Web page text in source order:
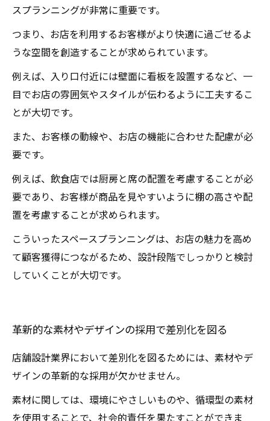
スプランニングが非常に重要です。
つまり、お店を利用するお客様がより快適に過ごせるよ
うな空間を創造することが求められています。
例えば、入り口付近には壁面に看板を設置するなど、一
目でお店の雰囲気やスタイルが伝わるように工夫するこ
とが大切です。
また、お客様の動線や、お店の機能に合わせた配慮が必
要です。
例えば、飲食店では厨房と席の配置を考慮することが必
要であり、お客様が商品を見やすいように棚の高さや配
置を考慮することが求められます。
こういったスペースプランニングは、お店の魅力を高め
て顧客獲得につながるため、設計段階でしっかりと検討
していくことが大切です。
革新的な素材やデザインの採用で差別化を図る
店舗設計業界において差別化を図るためには、素材やデ
ザインの革新的な採用が欠かせません。
素材に関しては、環境にやさしいものや、循環型の素材
を使用することで、社会的責任を果たすことができま